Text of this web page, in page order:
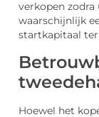
verkopen
waarschijnlijk
startkapitaal
Hoewel het